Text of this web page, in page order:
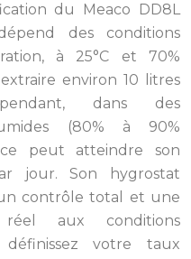
du Meaco DD8L
des conditions
à 25°C et 70%
environ 10 litres
dans des
(80% à 90%
peut atteindre son
jour. Son hygrostat
contrôle total et une
aux conditions
définissez votre taux